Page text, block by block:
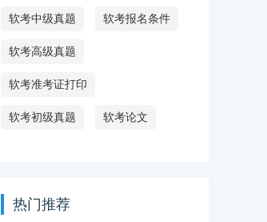
软考中级真题 软考报名条件
软考高级真题
软考准考证打印
软考初级真题 软考论文
热门推荐